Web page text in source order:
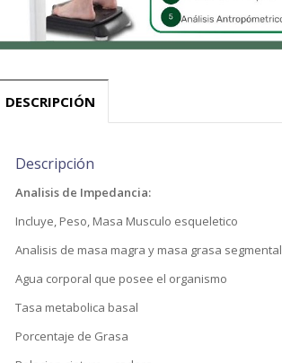
DESCRIPCIÓN
Descripción
Analisis de Impedancia:
Incluye, Peso, Masa Musculo esqueletico
Analisis de masa magra y masa grasa segmental
Agua corporal que posee el organismo
Tasa metabolica basal
Porcentaje de Grasa